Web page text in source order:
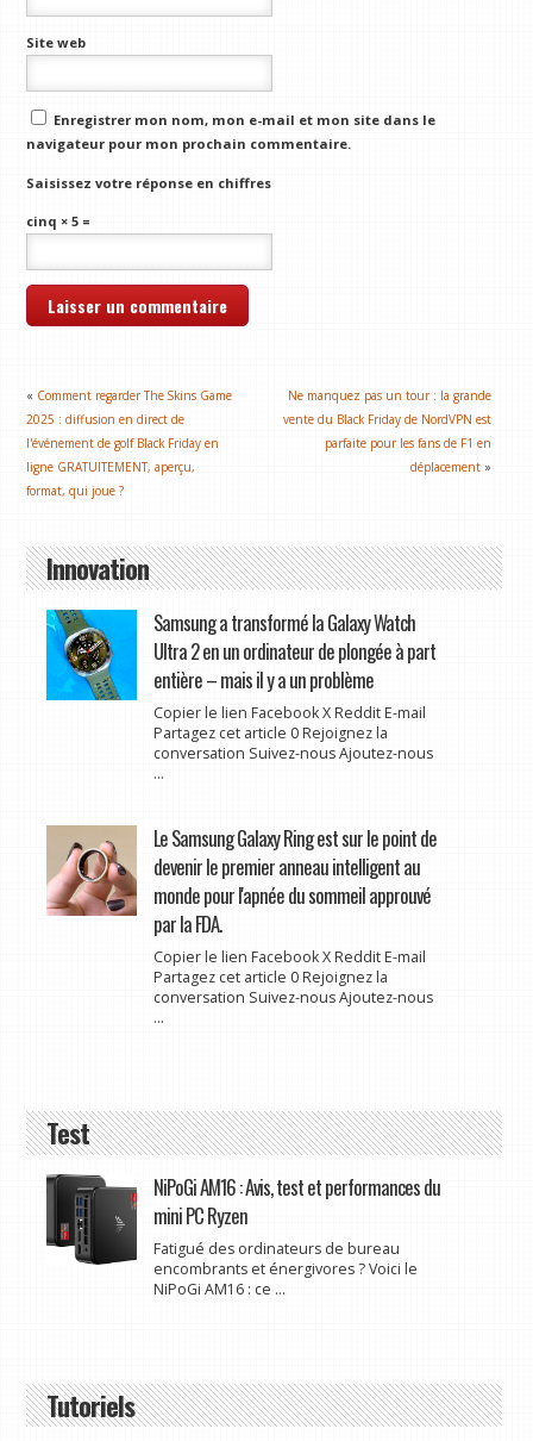
Site web
Enregistrer mon nom, mon e-mail et mon site dans le
navigateur pour mon prochain commentaire.
Saisissez votre réponse en chiffres
cinq × 5 =
« Comment regarder The Skins Game
2025 : diffusion en direct de
l'événement de golf Black Friday en
ligne GRATUITEMENT, aperçu,
format, qui joue ?
Ne manquez pas un tour : la grande
vente du Black Friday de NordVPN est
parfaite pour les fans de F1 en
déplacement »
Innovation
Samsung a transformé la Galaxy Watch
Ultra 2 en un ordinateur de plongée à part
entière – mais il y a un problème
Copier le lien Facebook X Reddit E-mail
Partagez cet article 0 Rejoignez la
conversation Suivez-nous Ajoutez-nous
...
Le Samsung Galaxy Ring est sur le point de
devenir le premier anneau intelligent au
monde pour l'apnée du sommeil approuvé
par la FDA.
Copier le lien Facebook X Reddit E-mail
Partagez cet article 0 Rejoignez la
conversation Suivez-nous Ajoutez-nous
...
Test
NiPoGi AM16 : Avis, test et performances du
mini PC Ryzen
Fatigué des ordinateurs de bureau
encombrants et énergivores ? Voici le
NiPoGi AM16 : ce ...
Tutoriels